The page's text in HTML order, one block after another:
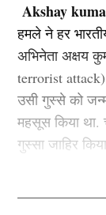
Akshay
हमले ने हर
अभिनेता अक्षय
terrorist
उसी गुस्से को
महसूस किया था.
गुस्सा जाहिर